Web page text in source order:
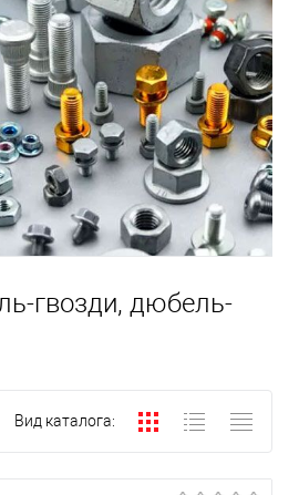
гвозди, дюбель-
Вид каталога: